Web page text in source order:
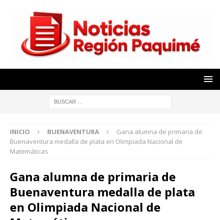
INICIO BUENAVENTURA
Gana alumna de primaria de
Buenaventura medalla de plata en Olimpiada Nacional de
Matemáticas
Gana alumna de primaria de
Buenaventura medalla de plata
en Olimpiada Nacional de